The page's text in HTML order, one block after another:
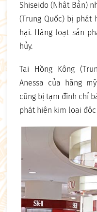
Shiseido (Nhật Bản)
(Trung Quốc) bị phát
hại. Hàng loạt sản
hủy.
Tại Hồng Kông
Anessa của hãng
cũng bị tạm đình chỉ
phát hiện kim loại